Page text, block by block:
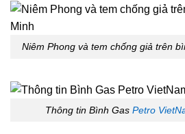
Niêm Phong và tem chống giả trên
Thông tin Bình Gas Petro